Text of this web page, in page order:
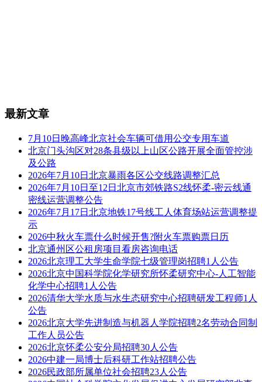
最新文章
7月10日晚高峰北京社会车辆可借用公交专用车道
北京门头沟区对28条县级以上山区公路开展全面管控涉
及公路
2026年7月10日北京暴雨各区公交线路调整汇总
2026年7月10日至12日北京市郊铁路S2线怀柔-密云线通
密线运营调整公告
2026年7月17日北京地铁17号线工人体育场站运营调整提
示
2026中秋火车票什么时候开售?附火车票购票日历
北京通州区公租房项目看房咨询电话
2026北京理工大学生命学院七级管理岗招聘1人公告
2026北京中国科学院化学研究所怀柔研究中心-人工智能
化学中心招聘1人公告
2026清华大学水质与水生态研究中心招聘研发工程师1人
公告
2026北京大学先进制造与机器人学院招聘2名劳动合同制
工作人员公告
2026北京怀柔公安分局招聘30人公告
2026中建一局博士后科研工作站招聘公告
2026民政部所属单位社会招聘23人公告